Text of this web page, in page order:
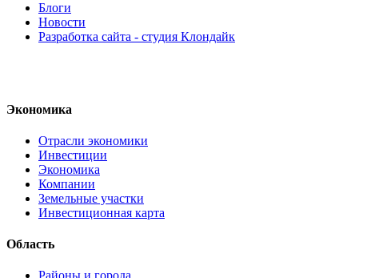
Блоги
Новости
Разработка сайта - студия Клондайк
Экономика
Отрасли экономики
Инвестиции
Экономика
Компании
Земельные участки
Инвестиционная карта
Область